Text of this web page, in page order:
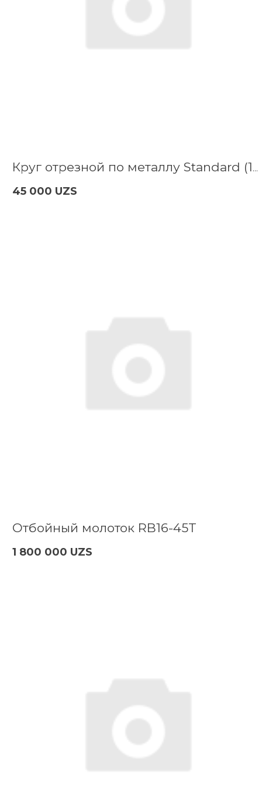
Круг отрезной по металлу Standard (180x3х22.2 мм) Bosch 2608603167
45 000 UZS
Отбойный молоток RB16-45T
1 800 000 UZS